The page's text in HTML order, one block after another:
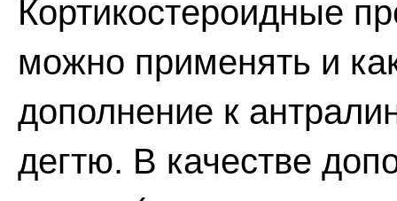
Кортикостероидные
можно применять и
дополнение к
дегтю. В качестве